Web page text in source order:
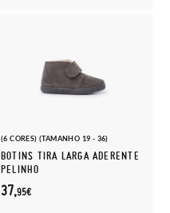
(6 CORES) (TAMANHO 19 - 36)
BOTINS TIRA LARGA ADERENTE
PELINHO
37,95€